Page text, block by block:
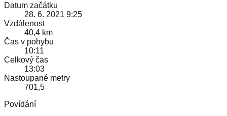
Datum začátku
28. 6. 2021 9:25
Vzdálenost
40,4 km
Čas v pohybu
10:11
Celkový čas
13:03
Nastoupané metry
701,5
Povídání